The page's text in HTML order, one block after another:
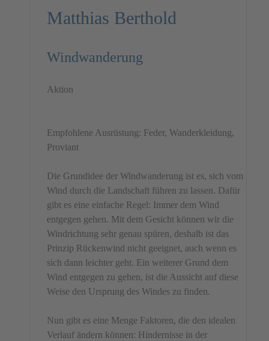
Matthias Berthold
Windwanderung
Aktion
Empfohlene Ausrüstung: Feder, Wanderkleidung,
Proviant
Die Grundidee der Windwanderung ist es, sich vom
Wind durch die Landschaft führen zu lassen. Dafür
gibt es eine einfache Regel: Immer dem Wind
entgegen gehen. Mit dem Gesicht können wir die
Windrichtung sehr genau spüren, deshalb ist das
Prinzip Rückenwind nicht geeignet, auch wenn es
sich dann leichter geht. Ein weiterer Grund dem
Wind entgegen zu gehen, ist die Aussicht auf diese
Weise den Ursprung des Windes zu finden.
Nun gibt es eine Menge Faktoren, die den idealen
Verlauf ändern können: Hindernisse in der